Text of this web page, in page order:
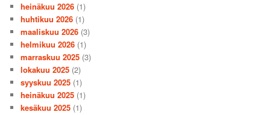
heinäkuu 2026 (1)
huhtikuu 2026 (1)
maaliskuu 2026 (3)
helmikuu 2026 (1)
marraskuu 2025 (3)
lokakuu 2025 (2)
syyskuu 2025 (1)
heinäkuu 2025 (1)
kesäkuu 2025 (1)